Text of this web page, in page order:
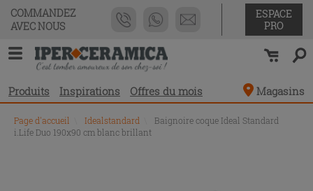
COMMANDEZ
AVEC NOUS
ESPACE
PRO
Produits Inspirations Offres du mois Magasins
Page d'accueil Idealstandard
Baignoire coque Ideal Standard
i.Life Duo 190x90 cm blanc brillant